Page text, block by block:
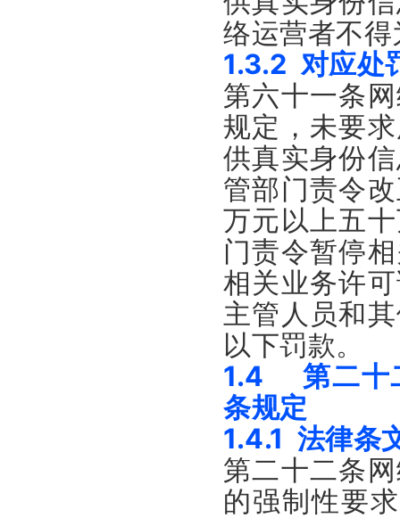
络运营者不
1.3.2 对应处
第六十一条
规定，未要
供真实身份
管部门责令
万元以上五
门责令暂停
相关业务许
主管人员和
以下罚款。
1.4 第二十
条规定
1.4.1 法律条
第二十二条
的强制性要